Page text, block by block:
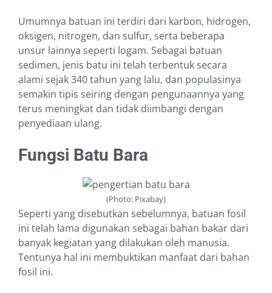
Umumnya batuan ini terdiri dari karbon, hidrogen,
oksigen, nitrogen, dan sulfur, serta beberapa
unsur lainnya seperti logam. Sebagai batuan
sedimen, jenis batu ini telah terbentuk secara
alami sejak 340 tahun yang lalu, dan populasinya
semakin tipis seiring dengan pengunaannya yang
terus meningkat dan tidak diimbangi dengan
penyediaan ulang.
Fungsi Batu Bara
(Photo: Pixabay)
Seperti yang disebutkan sebelumnya, batuan fosil
ini telah lama digunakan sebagai bahan bakar dari
banyak kegiatan yang dilakukan oleh manusia.
Tentunya hal ini membuktikan manfaat dari bahan
fosil ini.